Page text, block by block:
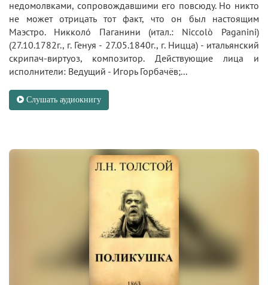
недомолвками, сопровождавшими его повсюду. Но никто
не может отрицать тот факт, что он был настоящим
Маэстро. Никколó Паганини (итал.: Niccolò Paganini)
(27.10.1782г., г. Генуя - 27.05.1840г., г. Ницца) - итальянский
скрипач-виртуоз, композитор. Действующие лица и
исполнители: Ведущий - Игорь Горбачёв;...
Слушать аудиокнигу